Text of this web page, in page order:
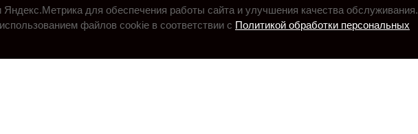
для обеспечения работы сайта и улучшения качества обслуживания.
файлов cookie в соответствии с Политикой обработки персональных